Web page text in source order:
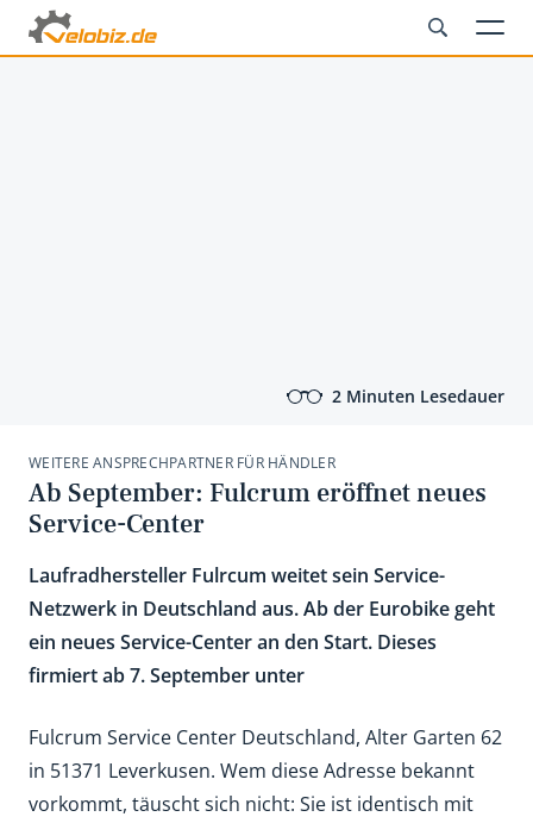
2 Minuten Lesedauer
WEITERE ANSPRECHPARTNER FÜR HÄNDLER
Ab September: Fulcrum eröffnet neues
Service-Center
Laufradhersteller Fulrcum weitet sein Service-
Netzwerk in Deutschland aus. Ab der Eurobike geht
ein neues Service-Center an den Start. Dieses
firmiert ab 7. September unter
Fulcrum Service Center Deutschland, Alter Garten 62
in 51371 Leverkusen. Wem diese Adresse bekannt
vorkommt, täuscht sich nicht: Sie ist identisch mit